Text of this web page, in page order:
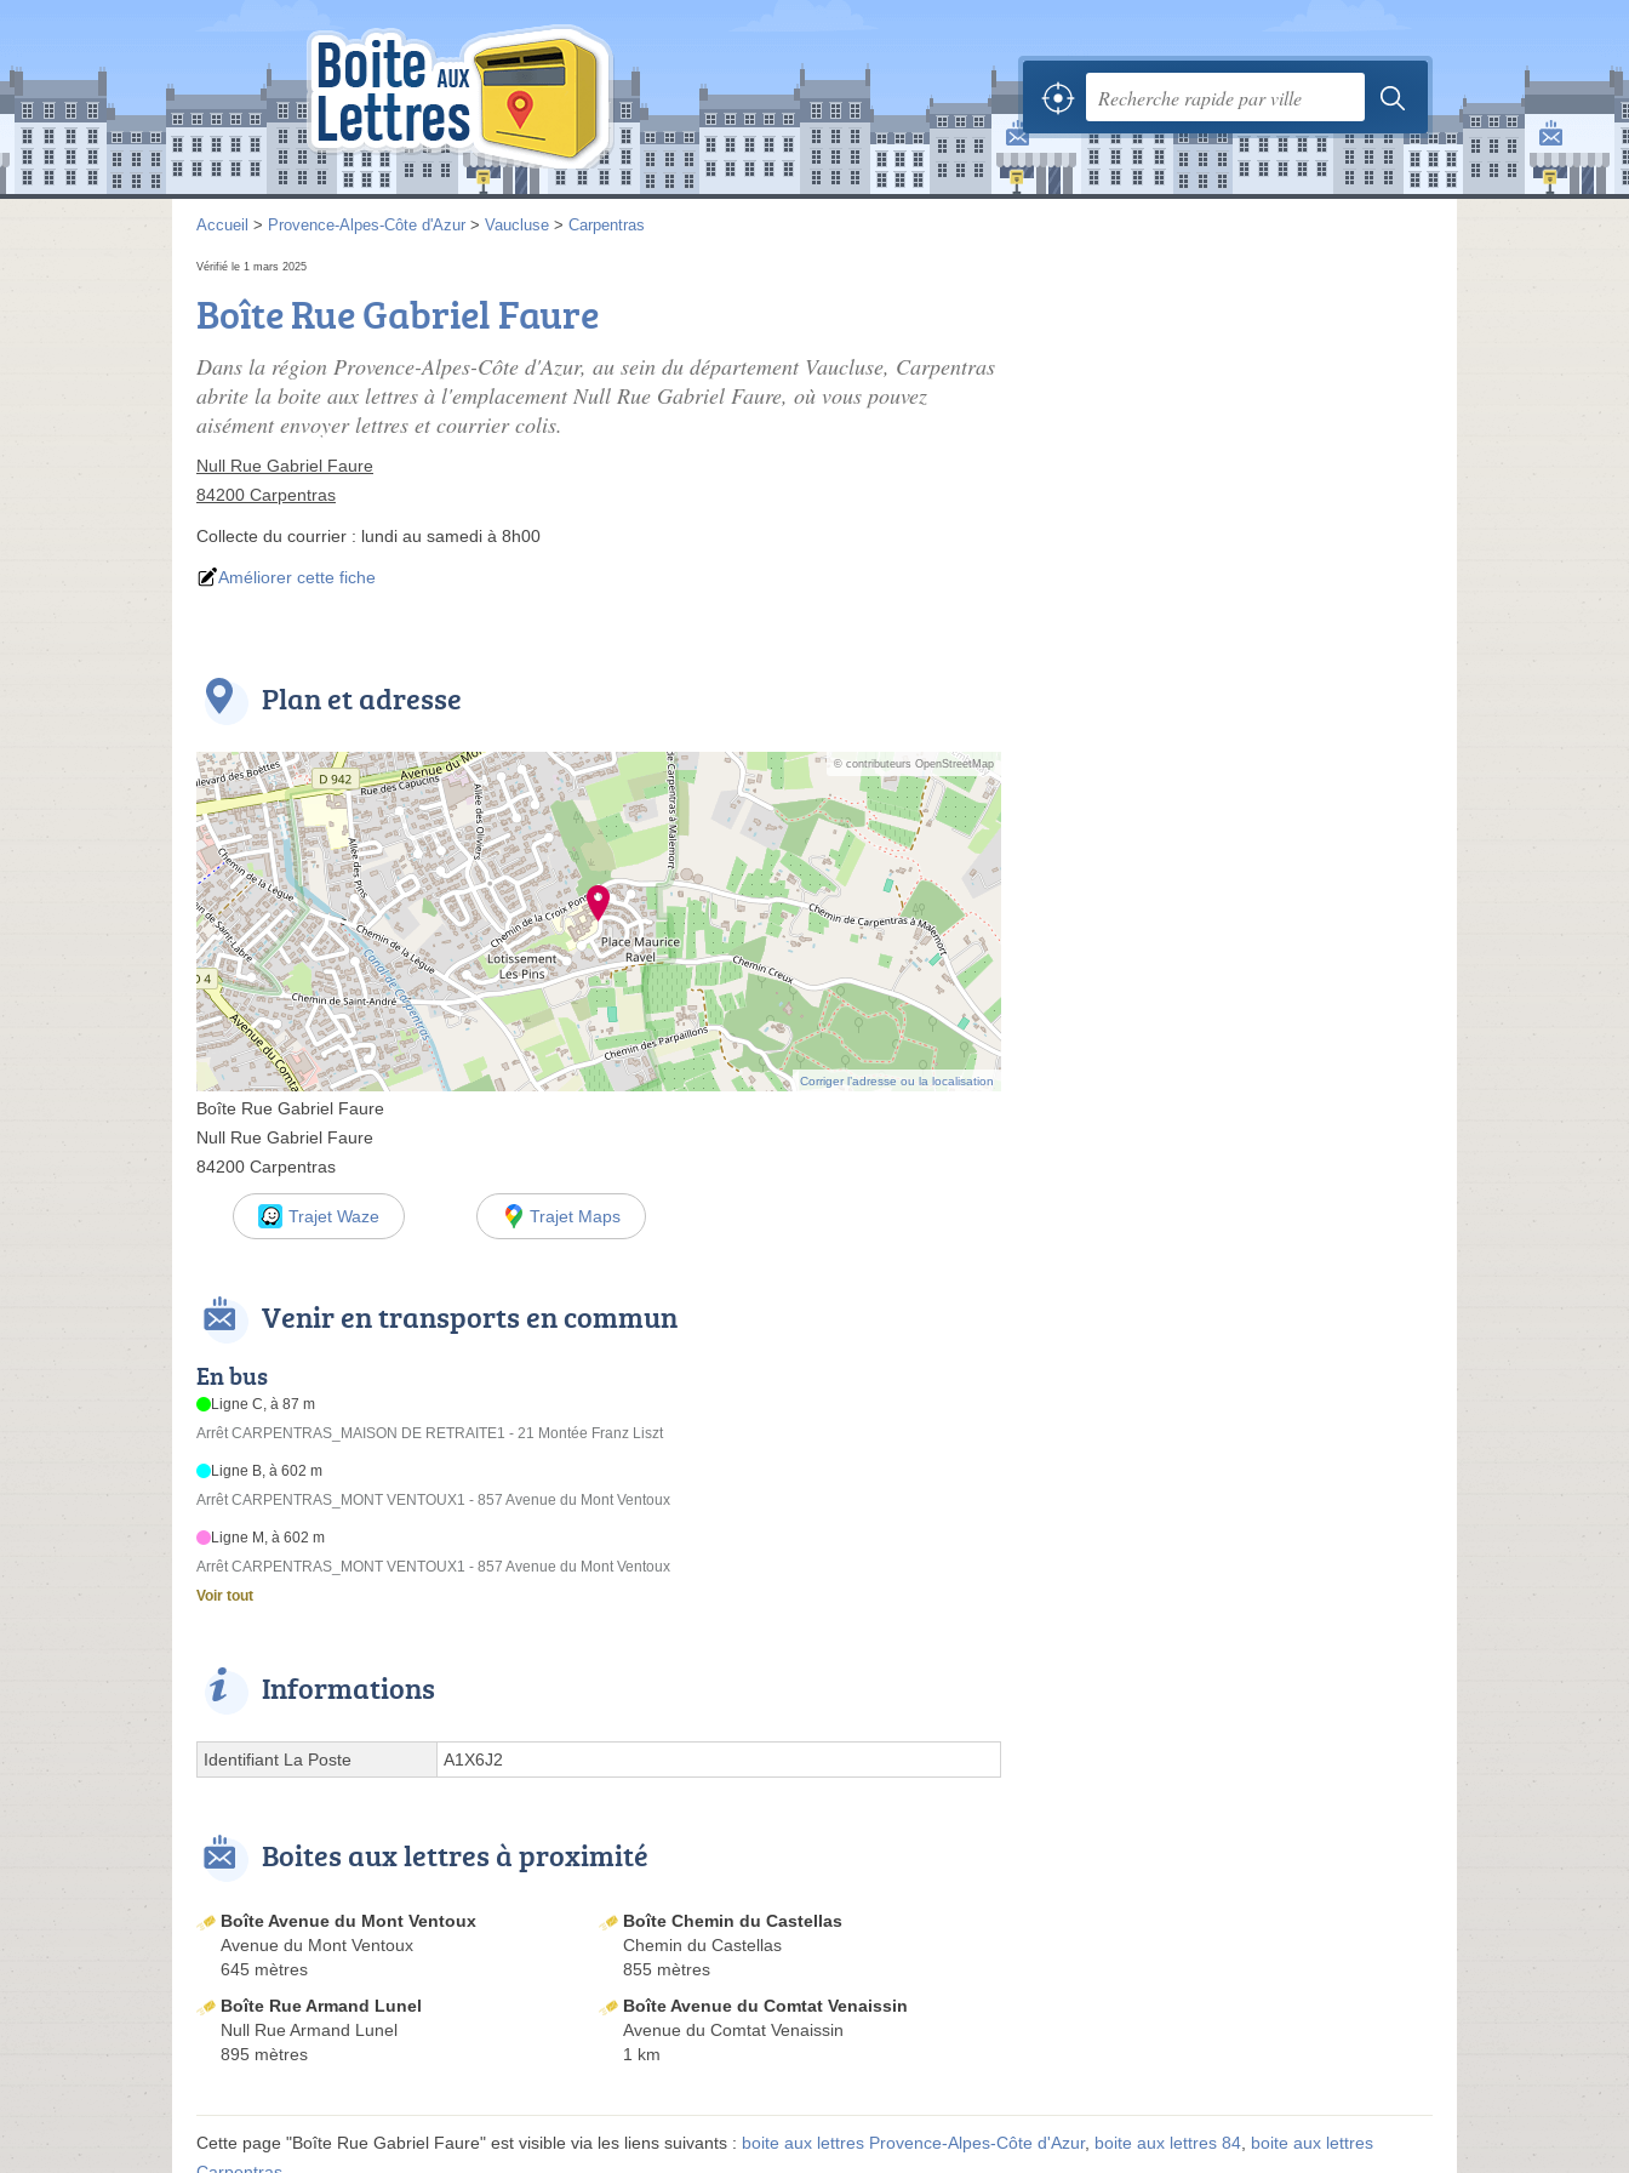
Accueil > Provence-Alpes-Côte d'Azur > Vaucluse > Carpentras
Vérifié le 1 mars 2025
Boîte Rue Gabriel Faure
Dans la région Provence-Alpes-Côte d'Azur, au sein du département Vaucluse, Carpentras
abrite la boite aux lettres à l'emplacement Null Rue Gabriel Faure, où vous pouvez
aisément envoyer lettres et courrier colis.
Null Rue Gabriel Faure
84200 Carpentras
Collecte du courrier : lundi au samedi à 8h00
Améliorer cette fiche
Plan et adresse
© contributeurs OpenStreetMap
Corriger l’adresse ou la localisation
Boîte Rue Gabriel Faure
Null Rue Gabriel Faure
84200 Carpentras
Trajet Waze Trajet Maps
Venir en transports en commun
En bus
Ligne C, à 87 m
Arrêt CARPENTRAS_MAISON DE RETRAITE1 - 21 Montée Franz Liszt
Ligne B, à 602 m
Arrêt CARPENTRAS_MONT VENTOUX1 - 857 Avenue du Mont Ventoux
Ligne M, à 602 m
Arrêt CARPENTRAS_MONT VENTOUX1 - 857 Avenue du Mont Ventoux
Voir tout
Informations
Identifiant La Poste A1X6J2
Boites aux lettres à proximité
Boîte Avenue du Mont Ventoux
Avenue du Mont Ventoux
645 mètres
Boîte Chemin du Castellas
Chemin du Castellas
855 mètres
Boîte Rue Armand Lunel
Null Rue Armand Lunel
895 mètres
Boîte Avenue du Comtat Venaissin
Avenue du Comtat Venaissin
1 km
Cette page "Boîte Rue Gabriel Faure" est visible via les liens suivants : boite aux lettres Provence-Alpes-Côte d'Azur, boite aux lettres 84, boite aux lettres